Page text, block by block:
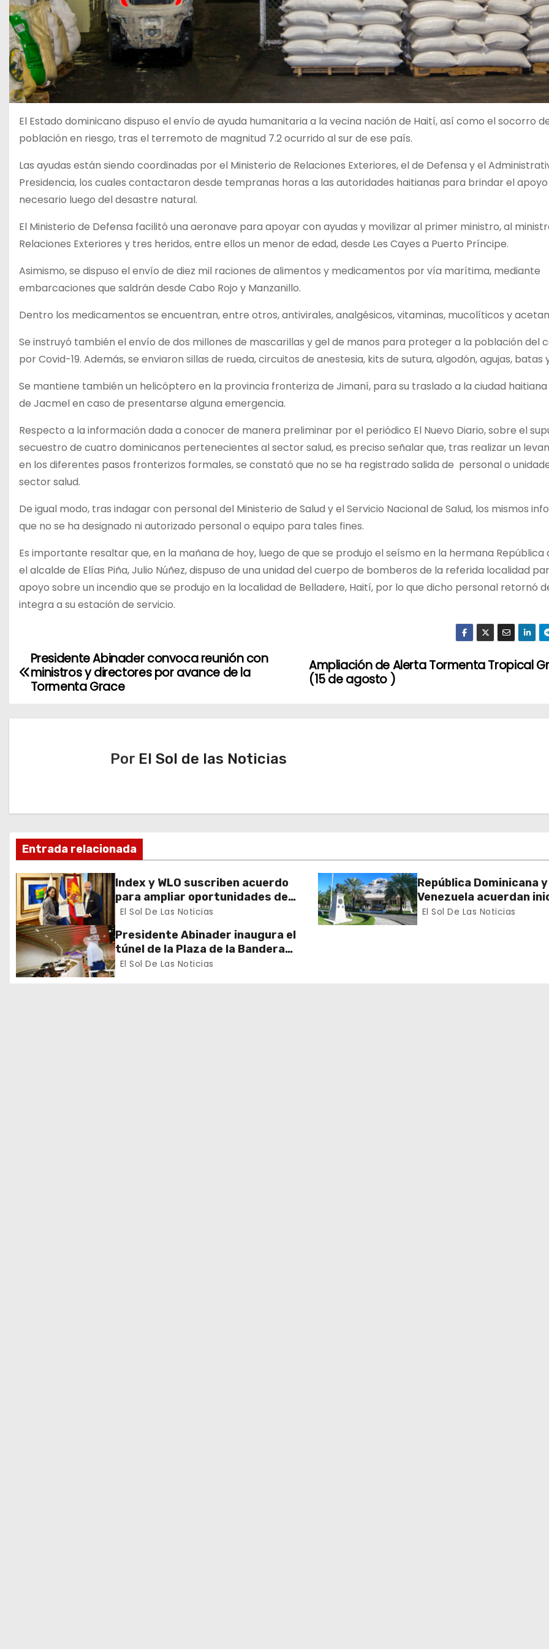
El Estado dominicano dispuso el envío de ayuda humanitaria a la vecina nación de Haití, así como el socorro
población en riesgo, tras el terremoto de magnitud 7.2 ocurrido al sur de ese país.
Las ayudas están siendo coordinadas por el Ministerio de Relaciones Exteriores, el de Defensa y el
Presidencia, los cuales contactaron desde tempranas horas a las autoridades haitianas para brindar el apoyo
necesario luego del desastre natural.
El Ministerio de Defensa facilitó una aeronave para apoyar con ayudas y movilizar al primer ministro, al
Relaciones Exteriores y tres heridos, entre ellos un menor de edad, desde Les Cayes a Puerto Príncipe.
Asimismo, se dispuso el envío de diez mil raciones de alimentos y medicamentos por vía marítima, mediante
embarcaciones que saldrán desde Cabo Rojo y Manzanillo.
Dentro los medicamentos se encuentran, entre otros, antivirales, analgésicos, vitaminas, mucolíticos y
Se instruyó también el envío de dos millones de mascarillas y gel de manos para proteger a la población del
por Covid-19. Además, se enviaron sillas de rueda, circuitos de anestesia, kits de sutura, algodón, agujas, batas
Se mantiene también un helicóptero en la provincia fronteriza de Jimaní, para su traslado a la ciudad haitiana
de Jacmel en caso de presentarse alguna emergencia.
Respecto a la información dada a conocer de manera preliminar por el periódico El Nuevo Diario, sobre el
secuestro de cuatro dominicanos pertenecientes al sector salud, es preciso señalar que, tras realizar un
en los diferentes pasos fronterizos formales, se constató que no se ha registrado salida de personal o
sector salud.
De igual modo, tras indagar con personal del Ministerio de Salud y el Servicio Nacional de Salud, los mismos
que no se ha designado ni autorizado personal o equipo para tales fines.
Es importante resaltar que, en la mañana de hoy, luego de que se produjo el seísmo en la hermana República
el alcalde de Elías Piña, Julio Núñez, dispuso de una unidad del cuerpo de bomberos de la referida localidad
apoyo sobre un incendio que se produjo en la localidad de Belladere, Haití, por lo que dicho personal retornó
integra a su estación de servicio.
N
v
c
i
ó
n
d
e
e
Ampliación de Alerta Tormenta Tropical
(15 de agosto )
Presidente Abinader convoca reunión con
ministros y directores por avance de la
Tormenta Grace
Por El Sol de las Noticias
Entrada relacionada
Index y WLO suscriben acuerdo
para ampliar oportunidades de
formación de dominicanos en el
El Sol De Las Noticias
República Dominicana y
Venezuela acuerdan
proceso de
El Sol De Las Noticias
Presidente Abinader inaugura el
túnel de la Plaza de la Bandera
que cambia la salida hacia el Sur
El Sol De Las Noticias